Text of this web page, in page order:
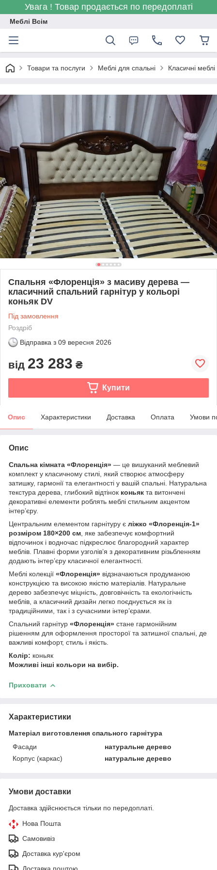
Увага ! Товар продається по передоплаті
Меблі Всім
Товари та послуги Меблі для спальні Класичні
Спальня «Флоренція» з масиву дерева —
класичний спальний гарнітур у кольорі
коньяк DV
Під замовлення
Роздріб
Відправка з 09 вересня 2026
від 23 283 ₴
Купити
Опис Характеристики Доставка Оплата Умови
Опис
Спальна кімната «Флоренція» — це вишуканий меблевий
комплект у класичному стилі, який створює атмосферу
затишку, гармонії та елегантності у вашій спальні. Натуральна
текстура дерева, глибокий відтінок коньяк та витончені
декоративні елементи роблять меблі стильним акцентом
інтер’єру.
Центральним елементом гарнітуру є ліжко «Флоренція-1»
розміром 180×200 см , яке забезпечує комфортний
відпочинок і водночас підкреслює благородний характер
меблів. Плавні форми узголів’я з декоративним різьбленням
додають інтер’єру класичної елегантності.
Меблі колекції «Флоренція» відзначаються продуманою
конструкцією та високою якістю матеріалів. Натуральне
дерево забезпечує міцність, довговічність та екологічність
меблів, а класичний дизайн легко поєднується як із
традиційними, так і з сучасними інтер’єрами.
Спальний гарнітур «Флоренція» стане гармонійним
рішенням для оформлення просторої та затишної спальні, де
важливі комфорт, стиль і якість.
Колір: коньяк
Можливі інші кольори на вибір.
Приховати
Характеристики
Матеріал виготовлення спального гарнітура
Фасади
натуральне дерево
Корпус (каркас)
натуральне дерево
Умови доставки
Доставка здійснюється тільки по передоплаті.
Нова Пошта
Самовивіз
Доставка кур'єром
Доставка поштою